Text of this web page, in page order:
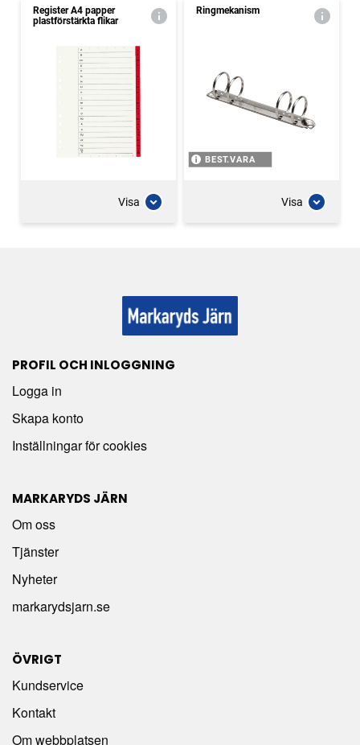
Register A4 papper
plastförstärkta flikar
Visa
Ringmekanism
BEST.VARA
Visa
PROFIL OCH INLOGGNING
Logga in
Skapa konto
Inställningar för cookies
MARKARYDS JÄRN
Om oss
Tjänster
Nyheter
markarydsjarn.se
ÖVRIGT
Kundservice
Kontakt
Om webbplatsen